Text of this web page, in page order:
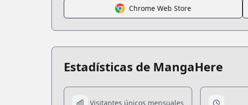
Chrome Web Store
Estadísticas de MangaHere
Visitantes únicos mensuales